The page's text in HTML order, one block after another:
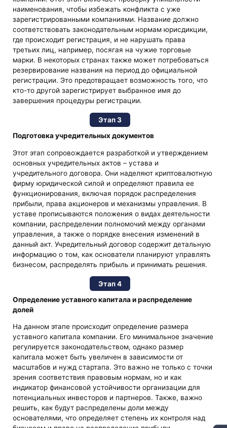
наименования, чтобы избежать конфликта с уже
зарегистрированными компаниями. Название должно
соответствовать законодательным нормам юрисдикции,
где происходит регистрация, и не нарушать права
третьих лиц, например, посягая на чужие торговые
марки. В некоторых странах также может потребоваться
резервирование названия на период до официальной
регистрации. Это предотвращает возможность того, что
кто-то другой зарегистрирует выбранное имя до
завершения процедуры регистрации.
Этап 3
Подготовка учредительных документов
Этот этап сопровождается разработкой и утверждением
основных учредительных актов – устава и
учредительного договора. Они наделяют криптовалютную
фирму юридической силой и определяют правила ее
функционирования, включая порядок распределения
прибыли, права акционеров и механизмы управления. В
уставе прописываются положения о видах деятельности
компании, распределении полномочий между органами
управления, а также о порядке внесения изменений в
данный акт. Учредительный договор содержит детальную
информацию о том, как основатели планируют управлять
бизнесом, распределять прибыль и принимать решения.
Этап 4
Определение уставного капитала и распределение
долей
На данном этапе происходит определение размера
уставного капитала компании. Его минимальное значение
регулируется законодательством, однако размер
капитала может быть увеличен в зависимости от
масштабов и нужд стартапа. Это важно не только с точки
зрения соответствия правовым нормам, но и как
индикатор финансовой устойчивости организации для
потенциальных инвесторов и партнеров. Также, важно
решить, как будут распределены доли между
основателями, что определяет степень их контроля над